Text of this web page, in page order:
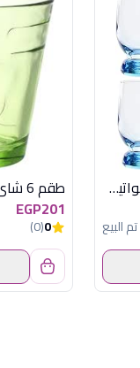
طقم 6كوب 220 س ل اكواتيك تركواز باسابتشة
طقم 6 شاى اخضر ديسو تركى
EGP201
0
(0)